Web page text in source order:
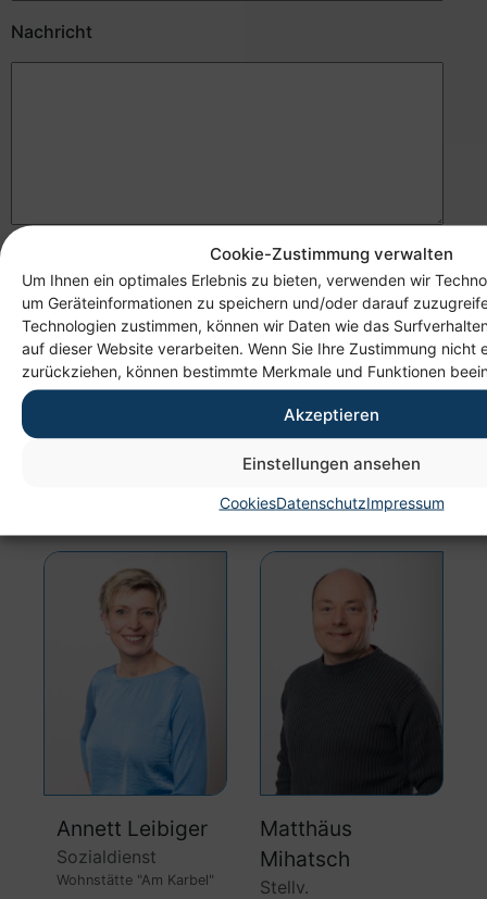
Cookie-Zustimmung verwalten
Um Ihnen ein optimales Erlebnis zu bieten, verwenden wir
um Geräteinformationen zu speichern und/oder darauf
Technologien zustimmen, können wir Daten wie das
auf dieser Website verarbeiten. Wenn Sie Ihre Zustimmung nicht
zurückziehen, können bestimmte Merkmale und Funktionen
Akzeptieren
Einstellungen ansehen
CookiesDatenschutzImpressum
Nachricht
Datenschutzerklärunggelesen und
bin damit einverstanden.
Wir sind für Sie da! Telefonnummer:
Annett Leibiger
Sozialdienst
Wohnstätte "Am Karbel"
Matthäus
Mihatsch
Stellv.